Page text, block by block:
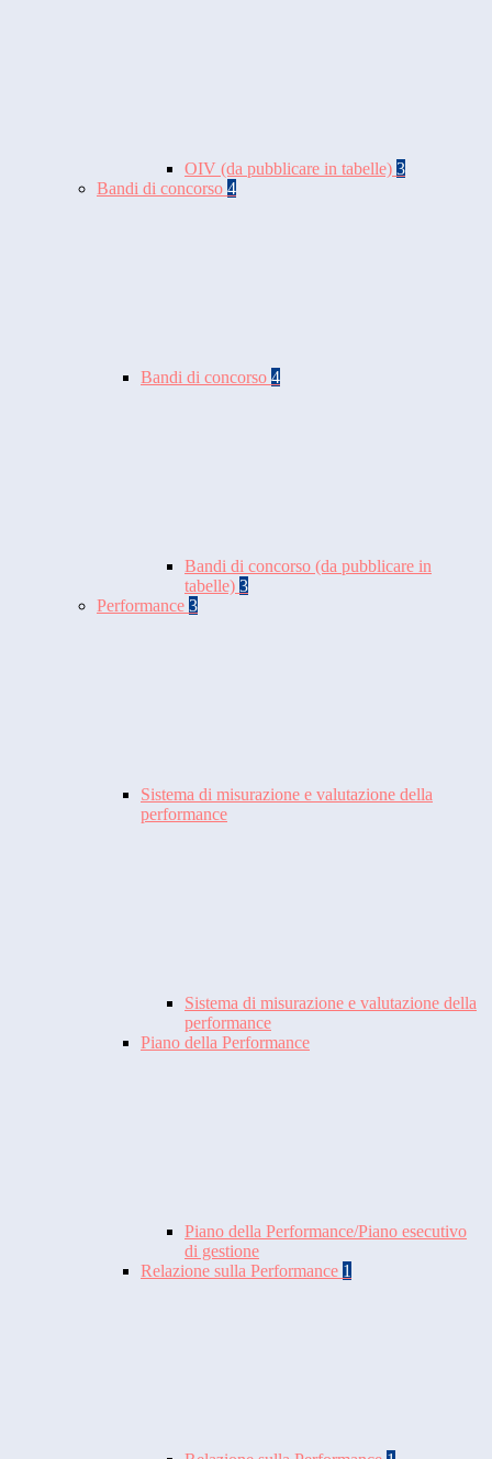
OIV (da pubblicare in tabelle) 3
Bandi di concorso 4
Bandi di concorso 4
Bandi di concorso (da pubblicare in
tabelle) 3
Performance 3
Sistema di misurazione e valutazione della
performance
Sistema di misurazione e valutazione della
performance
Piano della Performance
Piano della Performance/Piano esecutivo
di gestione
Relazione sulla Performance 1